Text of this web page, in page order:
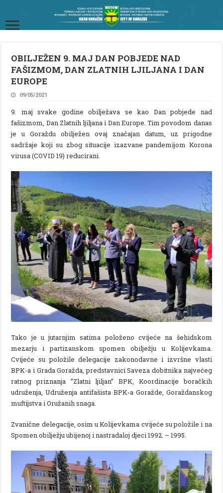
OBILJEŽEN 9. MAJ DAN POBJEDE NAD
FAŠIZMOM, DAN ZLATNIH LJILJANA I DAN
EUROPE
09/05/2021
9. maj svake godine obilježava se kao Dan pobjede nad
fašizmom, Dan Zlatnih ljiljana i Dan Europe. Tim povodom danas
je u Goraždu obilježen ovaj značajan datum, uz prigodne
sadržaje koji su zbog situacije izazvane pandemijom Korona
virusa (COVID 19) reducirani.
Tako je u jutarnjim satima položeno cvijeće na šehidskom
mezarju i partizanskom spomen obilježju u Kolijevkama.
Cvijeće su položile delegacije zakonodavne i izvršne vlasti
BPK-a i Grada Goražda, predstavnici Saveza dobitnika najvećeg
ratnog priznanja ”Zlatni ljiljan” BPK, Koordinacije boračkih
udruženja, Udruženja antifašista BPK-a Goražde, Goraždanskog
muftijstva i Oružanih snaga.
Zvanične delegacije, osim u Kolijevkama cvijeće su položile i na
Spomen obilježju ubijenoj i nastradaloj djeci 1992. – 1995.